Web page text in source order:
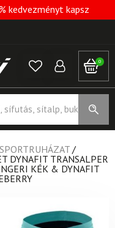
kedvezményt kapsz
0
/
DYNAFIT TRANSALPER
KÉK & DYNAFIT